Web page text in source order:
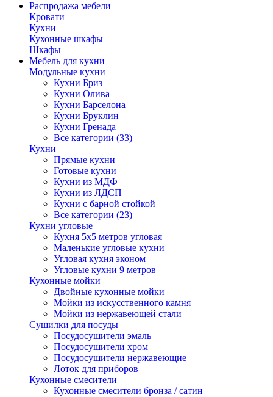
Распродажа мебели
Кровати
Кухни
Кухонные шкафы
Шкафы
Мебель для кухни
Модульные кухни
Кухни Бриз
Кухни Олива
Кухни Барселона
Кухни Бруклин
Кухни Гренада
Все категории (33)
Кухни
Прямые кухни
Готовые кухни
Кухни из МДФ
Кухни из ЛДСП
Кухни с барной стойкой
Все категории (23)
Кухни угловые
Кухня 5х5 метров угловая
Маленькие угловые кухни
Угловая кухня эконом
Угловые кухни 9 метров
Кухонные мойки
Двойные кухонные мойки
Мойки из искусственного камня
Мойки из нержавеющей стали
Сушилки для посуды
Посудосушители эмаль
Посудосушители хром
Посудосушители нержавеющие
Лоток для приборов
Кухонные смесители
Кухонные смесители бронза / сатин